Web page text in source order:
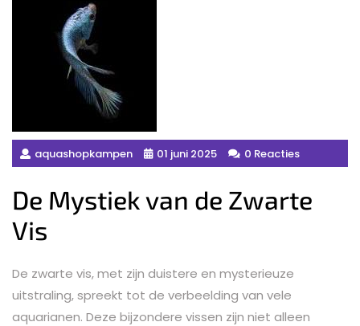
aquashopkampen 01 juni 2025 0 Reacties
De Mystiek van de Zwarte
Vis
De zwarte vis, met zijn duistere en mysterieuze
uitstraling, spreekt tot de verbeelding van vele
aquarianen. Deze bijzondere vissen zijn niet alleen